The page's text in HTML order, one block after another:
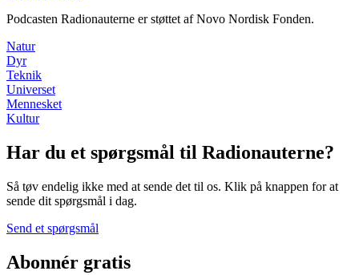
Podcasten Radionauterne er støttet af Novo Nordisk Fonden.
Natur
Dyr
Teknik
Universet
Mennesket
Kultur
Har du et spørgsmål til Radionauterne?
Så tøv endelig ikke med at sende det til os. Klik på knappen for at
sende dit spørgsmål i dag.
Send et spørgsmål
Abonnér gratis